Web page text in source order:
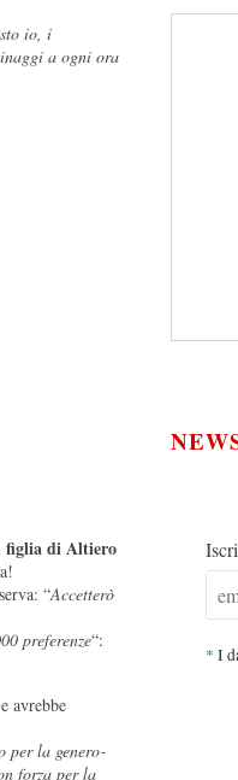
io, i
a ogni ora
figlia di Altiero
“Accetterò
prefe­renze“:
avrebbe
per la gene­ro­
forza per la
* I